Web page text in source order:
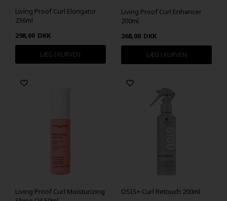
Living Proof Curl Elongator
236ml
298,00 DKK
Living Proof Curl Enhancer
200ml
268,00 DKK
Living Proof Curl Moisturizing
OSIS+ Curl Retouch 200ml